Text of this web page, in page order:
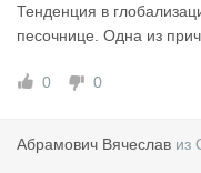
айте!!! И куча в
И быстрее и
м и моимгрузом.
Тенденция в
песочнице. Одна из
0 0
Абрамович Вячеслав из